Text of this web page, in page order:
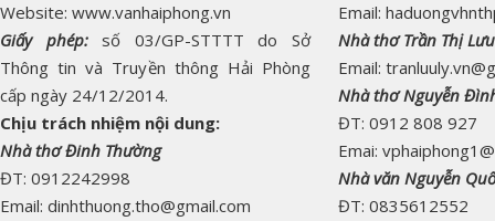
Website: www.vanhaiphong.vn
Giấy phép:
số 03/GP-STTTT do Sở
Thông tin và Truyền thông Hải Phòng
cấp ngày 24/12/2014.
Chịu trách nhiệm nội dung:
Nhà thơ Đinh Thường
ĐT: 0912242998
Email: dinhthuong.tho@gmail.com
Email:
Nhà thơ Trần Thị
Email:
Nhà thơ Nguyễn
ĐT: 0912 808 927
Emai:
Nhà văn Nguyễn
ĐT: 0835612552